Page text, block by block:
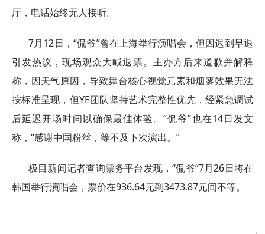
厅，电话始终无人接听。
7月12日，“侃爷”曾在上海举行演唱会，但因迟到早退
引发热议，现场观众大喊退票。主办方后来道歉并解释
称，因天气原因，导致舞台核心视觉元素和烟雾效果无法
按标准呈现，但YE团队坚持艺术完整性优先，经紧急调试
后延迟开场时间以确保最佳体验。“侃爷”也在14日发文
称，“感谢中国粉丝，等不及下次演出。”
极目新闻记者查询票务平台发现，“侃爷”7月26日将在
韩国举行演唱会，票价在936.64元到3473.87元间不等。